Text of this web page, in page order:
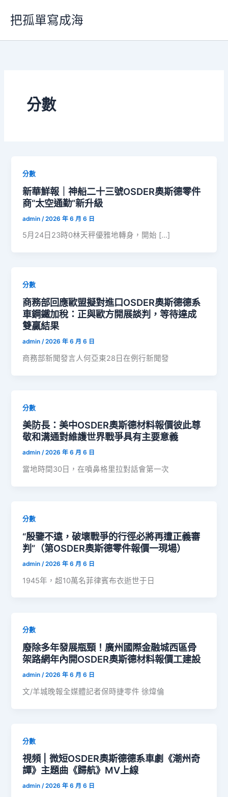
要
把孤單寫成海
分數
分數
新華鮮報｜神船二十三號OSDER奧斯德零件
商“太空通勤”新升級
admin /2026 年 6 月 6 日
5月24日23時0林天秤優雅地轉身，開始 […]
分數
商務部回應歐盟擬對進口OSDER奧斯德德系
車鋼鐵加稅：正與歐方開展談判，等待達成
雙贏結果
admin/2026 年 6 月 6 日
商務部新聞發言人何亞東28日在例行新聞發
分數
美防長：美中OSDER奧斯德材料報價彼此尊
敬和溝通對維護世界戰爭具有主要意義
admin/2026 年 6 月 6 日
當地時間30日，在噴鼻格里拉對話會第一次
分數
“殷鑒不遠，破壞戰爭的行徑必將再遭正義審
判”（第OSDER奧斯德零件報價一現場）
admin /2026 年 6 月 6 日
1945年，超10萬名菲律賓布衣逝世于日
分數
廢除多年發展瓶頸！廣州國際金融城西區骨
架路網年內開OSDER奧斯德材料報價工建設
admin/2026 年 6 月 6 日
文/羊城晚報全媒體記者保時捷零件 徐煒倫
分數
視頻 | 微短OSDER奧斯德德系車劇《潮州奇
譚》主題曲《歸航》MV上線
admin/2026 年 6 月 6 日